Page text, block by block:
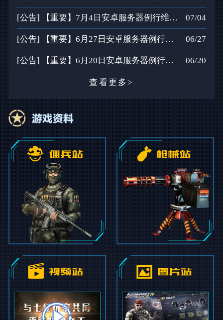
[公告] 【重要】7月4日安卓服务器例行维护公告 07/04
[公告] 【重要】6月27日安卓服务器例行维护公告 06/27
[公告] 【重要】6月20日安卓服务器例行维护公告 06/20
查看更多>